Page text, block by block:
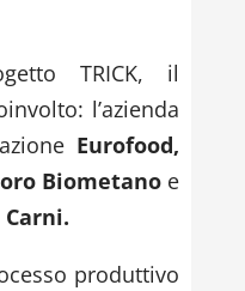
TRICK, il
l’azienda
Eurofood,
Biometano e
produttivo